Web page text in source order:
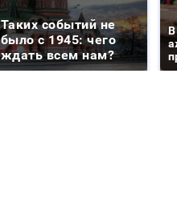
Таких событий не
было с 1945: чего
ждать всем нам?
В